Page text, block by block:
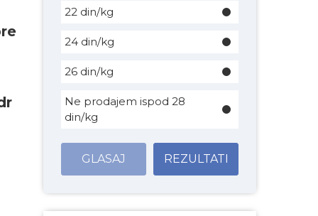
22 din/kg
24 din/kg
26 din/kg
Ne prodajem ispod 28
din/kg
GLASAJ REZULTATI